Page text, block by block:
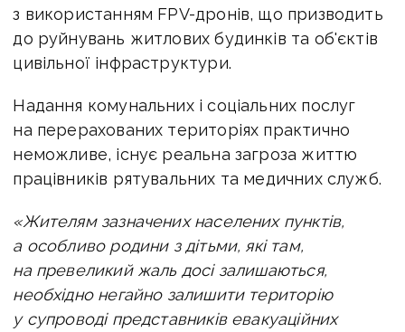
з використанням FPV-дронів, що призводить
до руйнувань житлових будинків та об'єктів
цивільної інфраструктури.
Надання комунальних і соціальних послуг
на перерахованих територіях практично
неможливе, існує реальна загроза життю
працівників рятувальних та медичних служб.
«Жителям зазначених населених пунктів,
а особливо родини з дітьми, які там,
на превеликий жаль досі залишаються,
необхідно негайно залишити територію
у супроводі представників евакуаційних